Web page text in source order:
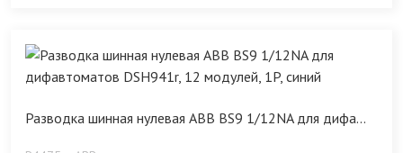
Разводка шинная нулевая ABB BS9 1/12NA для дифа...